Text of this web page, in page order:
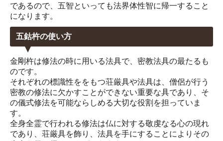
であるので、五智といっても法界体性智に帰一すること
になります。
五鈷杵の使い方
金剛杵は修法の時に用いる法具で、密教法具の最たるも
のです。
それぞれの標識性ををもつ荘厳具や法具は、僧侶が行う
密教の修法に欠かすことができない重要な具であり、そ
の儀式修法を可能ならしめる大切な役割を担っていま
す。
全身全霊で行われる修法は仏に対する敬虔なる心の現れ
であり、荘厳具を飾り、法具を手にすることによりその